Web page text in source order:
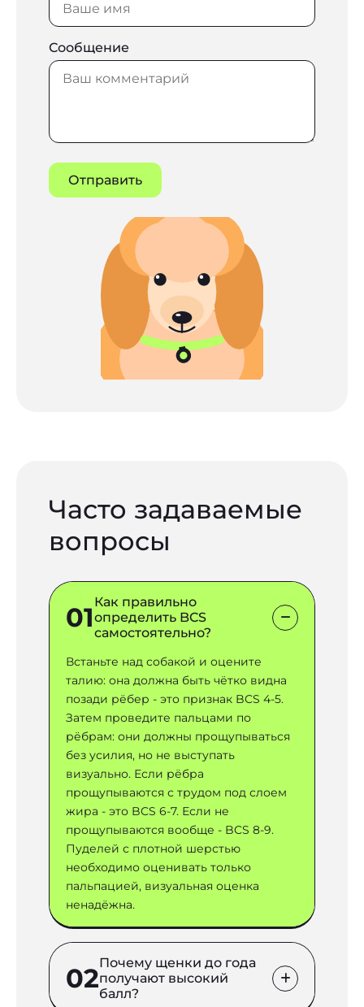
Сообщение
Отправить
Часто задаваемые
вопросы
01 Как правильно
определить BCS
самостоятельно?
Встаньте над собакой и оцените
талию: она должна быть чётко видна
позади рёбер - это признак BCS 4-5.
Затем проведите пальцами по
рёбрам: они должны прощупываться
без усилия, но не выступать
визуально. Если рёбра
прощупываются с трудом под слоем
жира - это BCS 6-7. Если не
прощупываются вообще - BCS 8-9.
Пуделей с плотной шерстью
необходимо оценивать только
пальпацией, визуальная оценка
ненадёжна.
02Почему щенки до года
получают высокий
балл?